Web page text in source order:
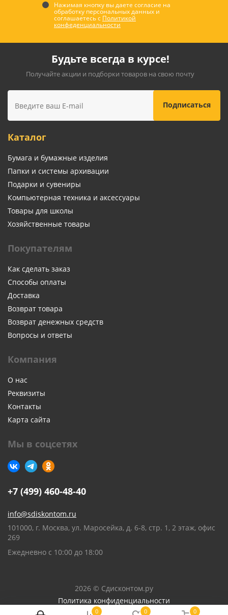
0 0 0
Нажимая кнопку вы даете согласие на
обработку персональных данных и
соглашаетесь с Политикой
конфеденциальности
Будьте всегда в курсе!
Получайте акции и подборки товаров на свою почту
Каталог
Бумага и бумажные изделия
Папки и системы архивации
Подарки и сувениры
Компьютерная техника и аксессуары
Товары для школы
Хозяйственные товары
Покупателям
Как сделать заказ
Способы оплаты
Доставка
Возврат товара
Возврат денежных средств
Вопросы и ответы
Компания
О нас
Реквизиты
Контакты
Карта сайта
Мы в соцсетях
+7 (499) 460-48-40
info@sdiskontom.ru
101000, г. Москва, ул. Маросейка, д. 6-8, стр. 1, 2 этаж, офис
269
Ежедневно с 10:00 до 18:00
2026 © Сдисконтом.ру
Политика конфиденциальности